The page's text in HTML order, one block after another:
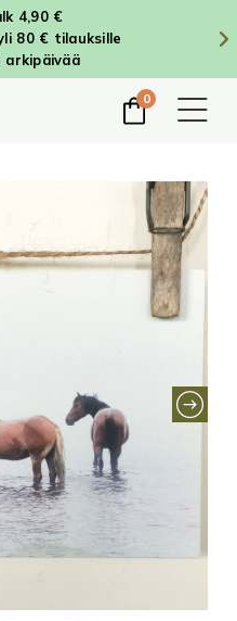
4,90 €
80 € tilauksille
arkipäivää
0